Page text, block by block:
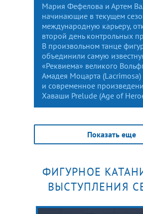
Мария Фефелова и Артем
начинающие в текущем
международную карьеру,
второй день контрольных
В произвольном танце
объединили самую
«Реквиема» великого
Амадея Моцарта (Lacrimosa)
и современное
Хаваши Prelude (Age of
Показать еще
ФИГУРНОЕ
ВЫСТУПЛЕНИЯ